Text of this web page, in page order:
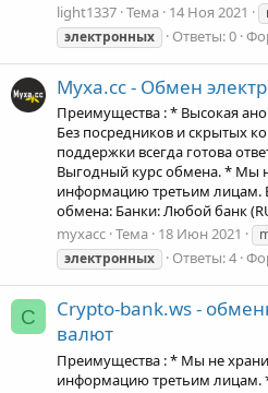
light1337 Тема 14 Ноя 2021
электронных
Ответы: 0
Myxa.cc - Обмен
Преимущества : * Высокая
Без посредников и скрытых
поддержки всегда готова
Выгодный курс обмена. * Мы
информацию третьим лицам.
обмена: Банки: Любой банк
myxacc Тема 18 Июн 2021
электронных
Ответы: 4
C
Crypto-bank.ws -
валют
Преимущества : * Мы не
информацию третьим лицам.